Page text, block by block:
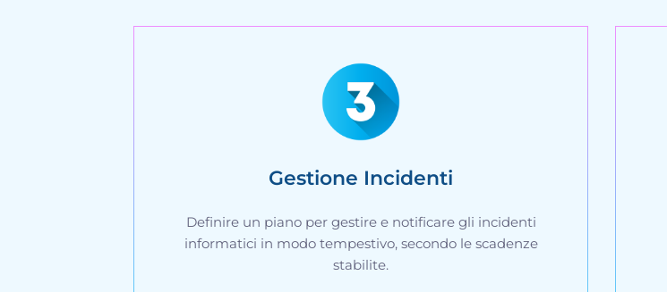
Gestione Incidenti
Definire un piano per gestire e notificare gli incidenti
informatici in modo tempestivo, secondo le scadenze
stabilite.